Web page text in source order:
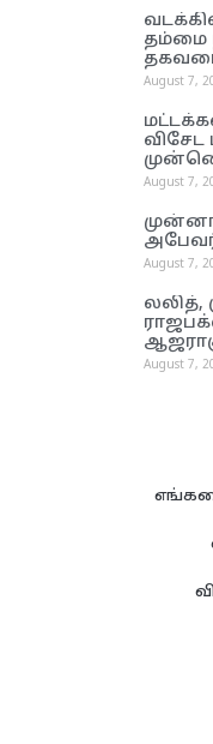
தம்மை
August 7,
விசேட
August 7,
August 7,
லலித்,
August 7,